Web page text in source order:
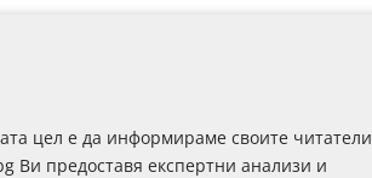
цел е да информираме своите читатели
Ви предоставя експертни анализи и